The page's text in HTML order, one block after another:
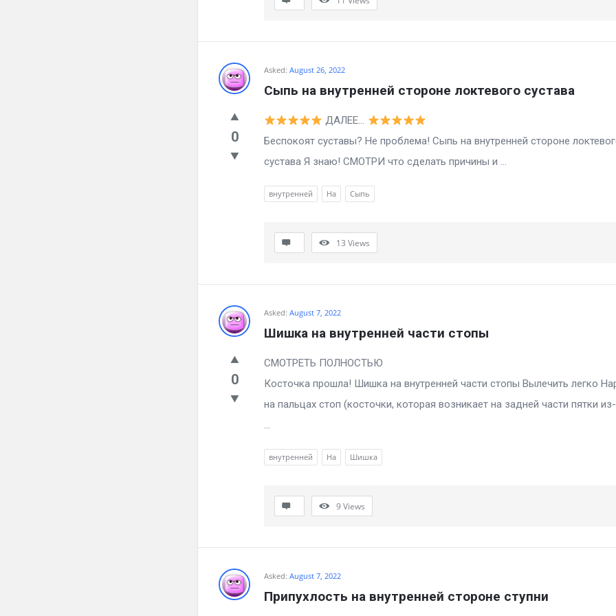
Asked: August 26, 2022
Сыпь на внутренней стороне локтевого сустава
0
ДАЛЕЕ…
Беспокоят суставы? Не проблема! Сыпь на внутренней стороне
сустава Я знаю! СМОТРИ что сделать причины и ...
внутренней На Сыпь
13 Views
Asked: August 7, 2022
Шишка на внутренней части стопы
0
СМОТРЕТЬ ПОЛНОСТЬЮ
Косточка прошла! Шишка на внутренней части стопы Вылечить легко
на пальцах стоп (косточки, которая возникает на задней части пятки
...
внутренней На Шишка
9Views
Asked: August 7, 2022
Припухлость на внутренней стороне ступни